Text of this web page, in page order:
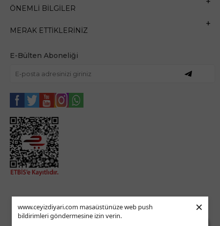
www.ceyizdiyari.com masaüstünüze web push
bildirimleri göndermesine izin verin.
×
ÖNEMLI BILGILER
MERAK ETTIKLERINIZ
E-Bülten Aboneliği